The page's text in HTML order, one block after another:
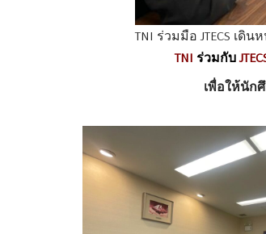
TNI ร่วมมือ JTECS เดิน
TNIร่วมกับ
เพื่อให้นัก